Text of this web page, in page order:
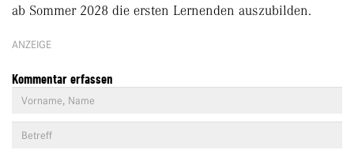
ab Sommer 2028 die ersten Lernenden auszubilden.
ANZEIGE
Kommentar erfassen